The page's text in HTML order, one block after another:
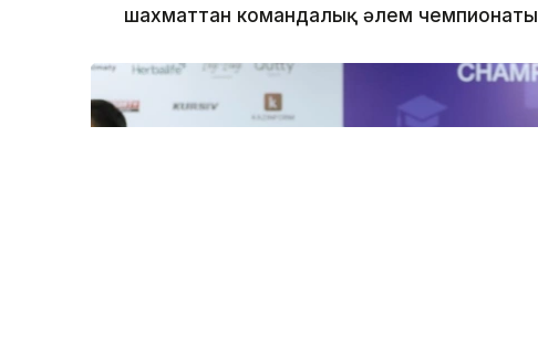
шахматтан командалық әлем